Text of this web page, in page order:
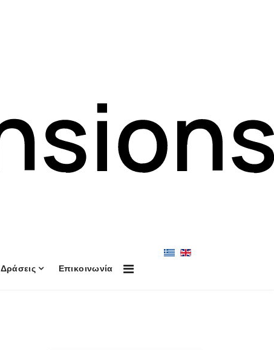
Δράσεις Επικοινωνία